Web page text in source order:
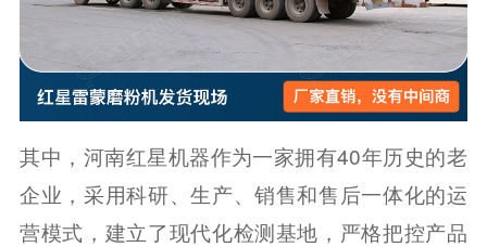
其中，河南红星机器作为一家拥有40年历史的老
企业，采用科研、生产、销售和售后一体化的运
营模式，建立了现代化检测基地，严格把控产品